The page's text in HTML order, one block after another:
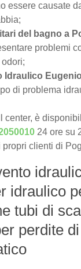
essere causate
del bagno a
problemi
Idraulico Eugenio
di problema
center, è
24 ore su
clienti di
idraulico
tubi di
perdite